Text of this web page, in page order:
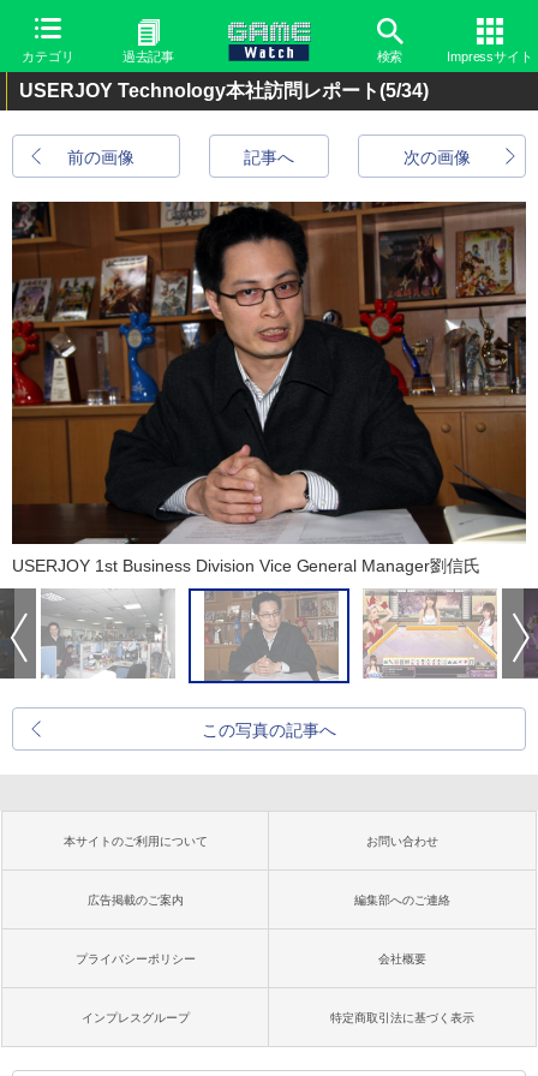
カテゴリ 過去記事 検索 Impressサイト
USERJOY Technology本社訪問レポート(5/34)
前の画像 次の画像
記事へ
USERJOY 1st Business Division Vice General Manager劉信氏
この写真の記事へ
本サイトのご利用について お問い合わせ
広告掲載のご案内 編集部へのご連絡
プライバシーポリシー 会社概要
インプレスグループ 特定商取引法に基づく表示